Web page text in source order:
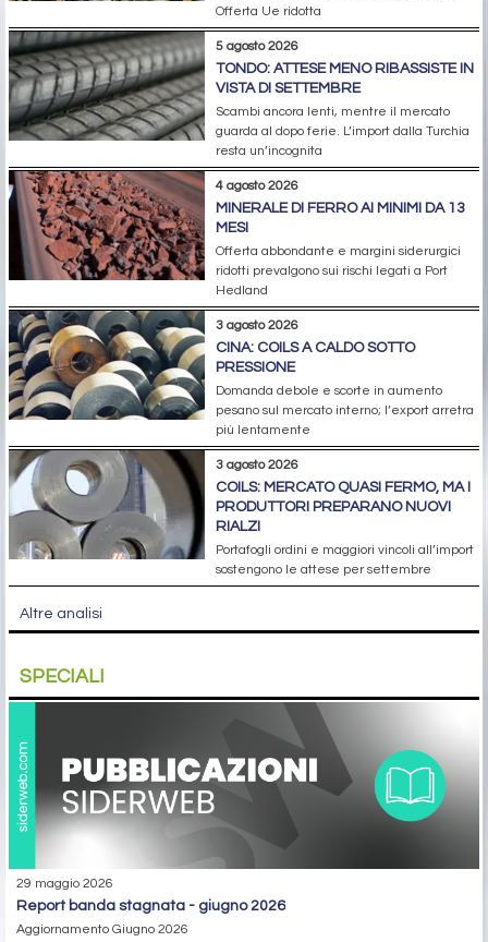
Offerta Ue ridotta
5 agosto 2026
TONDO: ATTESE MENO RIBASSISTE IN
VISTA DI SETTEMBRE
Scambi ancora lenti, mentre il mercato
guarda al dopo ferie. L’import dalla Turchia
resta un’incognita
4 agosto 2026
MINERALE DI FERRO AI MINIMI DA 13
MESI
Offerta abbondante e margini siderurgici
ridotti prevalgono sui rischi legati a Port
Hedland
3 agosto 2026
CINA: COILS A CALDO SOTTO
PRESSIONE
Domanda debole e scorte in aumento
pesano sul mercato interno; l’export arretra
più lentamente
3 agosto 2026
COILS: MERCATO QUASI FERMO, MA I
PRODUTTORI PREPARANO NUOVI
RIALZI
Portafogli ordini e maggiori vincoli all’import
sostengono le attese per settembre
Altre analisi
SPECIALI
29 maggio 2026
report banda stagnata - giugno 2026
Aggiornamento Giugno 2026